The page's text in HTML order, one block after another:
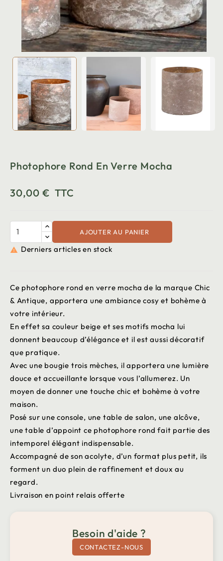
Photophore Rond En Verre Mocha
30,00 € TTC
AJOUTER AU PANIER
 Derniers articles en stock
Ce photophore rond en verre mocha de la marque Chic
& Antique, apportera une ambiance cosy et bohème à
votre intérieur.
En effet sa couleur beige et ses motifs mocha lui
donnent beaucoup d’élégance et il est aussi décoratif
que pratique.
Avec une bougie trois mèches, il apportera une lumière
douce et accueillante lorsque vous l’allumerez. Un
moyen de donner une touche chic et bohème à votre
maison.
Posé sur une console, une table de salon, une alcôve,
une table d’appoint ce photophore rond fait partie des
intemporel élégant indispensable.
Accompagné de son acolyte, d’un format plus petit, ils
forment un duo plein de raffinement et doux au
regard.
Livraison en point relais offerte
Besoin d'aide ?
CONTACTEZ-NOUS